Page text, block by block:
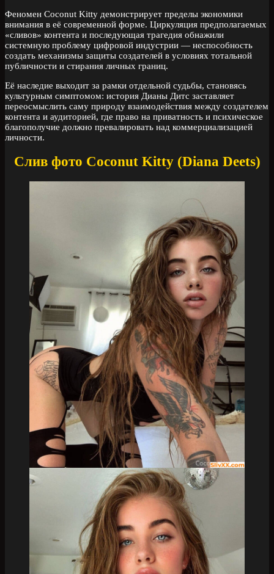
Феномен Coconut Kitty демонстрирует пределы экономики
внимания в её современной форме. Циркуляция предполагаемых
«сливов» контента и последующая трагедия обнажили
системную проблему цифровой индустрии — неспособность
создать механизмы защиты создателей в условиях тотальной
публичности и стирания личных границ.
Её наследие выходит за рамки отдельной судьбы, становясь
культурным симптомом: история Дианы Дитс заставляет
переосмыслить саму природу взаимодействия между создателем
контента и аудиторией, где право на приватность и психическое
благополучие должно превалировать над коммерциализацией
личности.
Слив фото Coconut Kitty (Diana Deets)